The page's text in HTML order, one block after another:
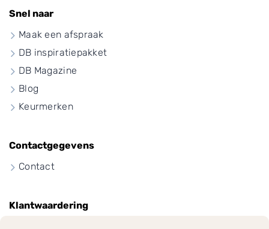
Snel naar
Maak een afspraak
DB inspiratiepakket
DB Magazine
Blog
Keurmerken
Contactgegevens
Contact
Klantwaardering